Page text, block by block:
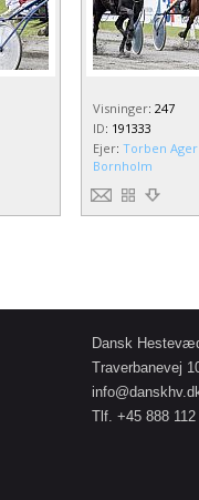
Visninger: 247
ID: 191333
Ejer: Torben
Bornholm
Dansk
Traverbanevej
Tlf. +45 888 112